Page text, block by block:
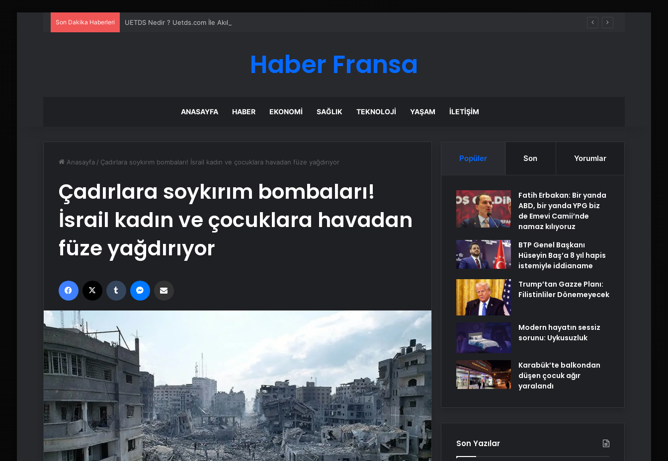
Son Dakika Haberleri UETDS Nedir ? Uetds.com İle Akıllı Dijital Taşımacılık Yazılımı
Haber Fransa
ANASAYFA HABER EKONOMI SAĞLIK TEKNOLOJI YAŞAM İLETIŞIM
Anasayfa / Çadırlara soykırım bombaları! İsrail kadın ve çocuklara havadan füze yağdırıyor
Çadırlara soykırım bombaları!
İsrail kadın ve çocuklara havadan
füze yağdırıyor
Facebook Tumblr
Popüler Son Yorumlar
Fatih Erbakan: Bir yanda
ABD, bir yanda YPG biz
de Emevi Camii’nde
namaz kılıyoruz
BTP Genel Başkanı
Hüseyin Baş’a 8 yıl hapis
istemiyle iddianame
Trump’tan Gazze Planı:
Filistinliler Dönemeyecek
Modern hayatın sessiz
sorunu: Uykusuzluk
Karabük’te balkondan
düşen çocuk ağır
yaralandı
Son Yazılar